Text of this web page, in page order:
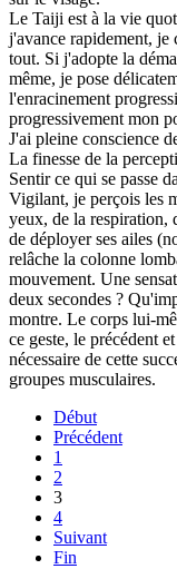
Le Taiji est à la vie
j'avance rapidement, je
tout. Si j'adopte la
même, je pose
l'enracinement
progressivement mon
J'ai pleine conscience
La finesse de la
Sentir ce qui se passe
Vigilant, je perçois les
yeux, de la respiration,
de déployer ses ailes
relâche la colonne
mouvement. Une
deux secondes ?
montre. Le corps lui-
ce geste, le précédent
nécessaire de cette
groupes musculaires.
Début
Précédent
1
2
3
4
Suivant
Fin